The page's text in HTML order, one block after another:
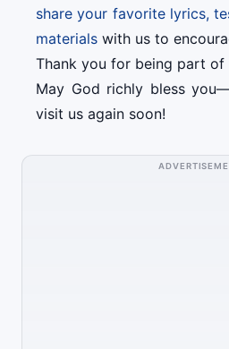
share your favorite lyrics,
materials with us to
Thank you for being part
May God richly bless
visit us again soon!